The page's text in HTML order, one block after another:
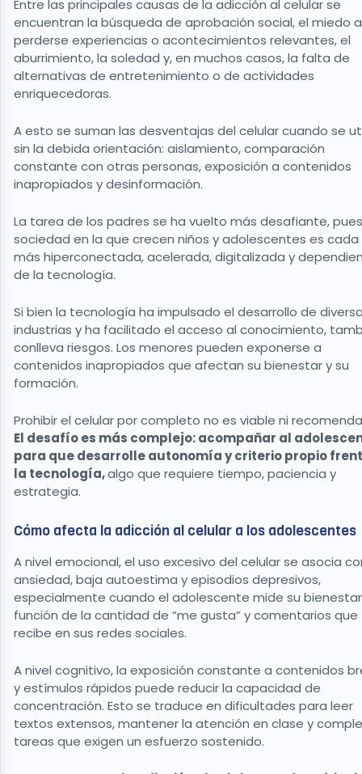
Entre las principales causas de la adicción al celular se
encuentran la búsqueda de aprobación social, el miedo a
perderse experiencias o acontecimientos relevantes, el
aburrimiento, la soledad y, en muchos casos, la falta de
alternativas de entretenimiento o de actividades
enriquecedoras.
A esto se suman las desventajas del celular cuando se
sin la debida orientación: aislamiento, comparación
constante con otras personas, exposición a contenidos
inapropiados y desinformación.
La tarea de los padres se ha vuelto más desafiante,
sociedad en la que crecen niños y adolescentes es cada
más hiperconectada, acelerada, digitalizada y
de la tecnología.
Si bien la tecnología ha impulsado el desarrollo de
industrias y ha facilitado el acceso al conocimiento,
conlleva riesgos. Los menores pueden exponerse a
contenidos inapropiados que afectan su bienestar y su
formación.
Prohibir el celular por completo no es viable ni
El desafío es más complejo: acompañar al
para que desarrolle autonomía y criterio propio
la tecnología,algo que requiere tiempo, paciencia y
estrategia.
Cómo afecta la adicción al celular a los adolescentes
A nivel emocional, el uso excesivo del celular se asocia
ansiedad, baja autoestima y episodios depresivos,
especialmente cuando el adolescente mide su
función de la cantidad de “me gusta” y comentarios que
recibe en sus redes sociales.
A nivel cognitivo, la exposición constante a contenidos
y estímulos rápidos puede reducir la capacidad de
concentración. Esto se traduce en dificultades para leer
textos extensos, mantener la atención en clase y
tareas que exigen un esfuerzo sostenido.